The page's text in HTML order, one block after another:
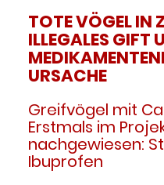
TOTE VÖGEL IN
ILLEGALES GIFT
URSACHE
Greifvögel mit
Erstmals im
nachgewiesen:
Ibuprofen